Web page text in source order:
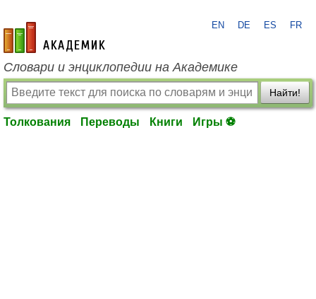
academic.ru
EN DE ES FR
Словари и энциклопедии на Академике
Найти!
Толкования Переводы Книги Игры ⚽